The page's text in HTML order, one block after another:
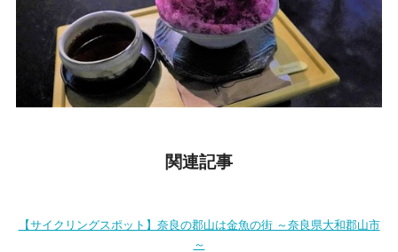
関連記事
【サイクリングスポット】奈良の郡山は金魚の街 ～奈良県大和郡山市
～